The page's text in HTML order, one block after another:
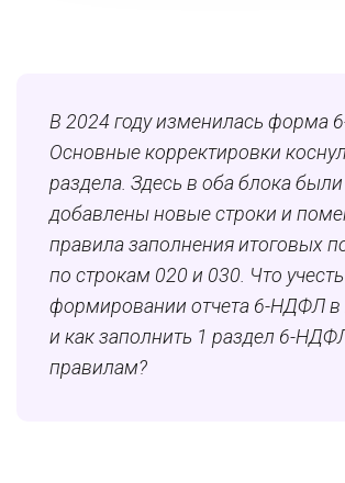
В 2024 году изменилась форма
Основные корректировки
раздела. Здесь в оба блока были
добавлены новые строки и
правила заполнения итоговых
по строкам 020 и 030. Что
формировании отчета 6-НДФЛ в
и как заполнить 1 раздел 6-
правилам?